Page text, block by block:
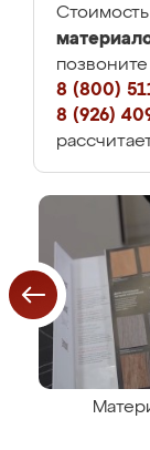
8 (800)
8 (926)